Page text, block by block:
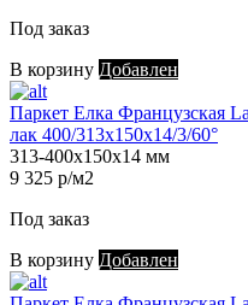
Под заказ
В корзину Добавлен
Паркет Елка Французская
лак 400/313х150х14/3/60°
313-400х150х14 мм
9 325 р/м2
Под заказ
В корзину Добавлен